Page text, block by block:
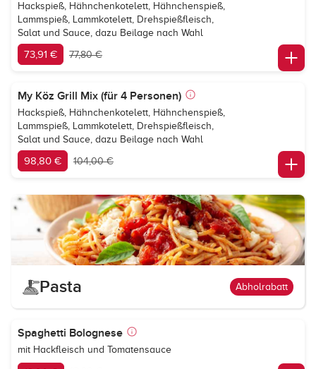
Hackspieß, Hähnchenkotelett, Hähnchenspieß,
Lammspieß, Lammkotelett, Drehspießfleisch,
Salat und Sauce, dazu Beilage nach Wahl
73,91 € 77,80 €
My Köz Grill Mix (für 4 Personen)
Hackspieß, Hähnchenkotelett, Hähnchenspieß,
Lammspieß, Lammkotelett, Drehspießfleisch,
Salat und Sauce, dazu Beilage nach Wahl
98,80 € 104,00 €
Pasta Abholrabatt
Spaghetti Bolognese
mit Hackfleisch und Tomatensauce